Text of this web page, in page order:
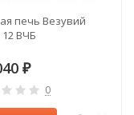
печь Везувий
ВЧБ
₽
0